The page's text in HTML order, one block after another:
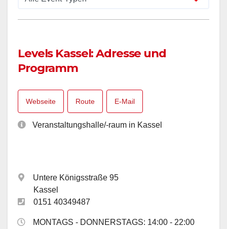
Levels Kassel: Adresse und
Programm
Webseite Route E-Mail
Veranstaltungshalle/-raum in Kassel
Untere Königsstraße 95
Kassel
0151 40349487
MONTAGS - DONNERSTAGS: 14:00 - 22:00